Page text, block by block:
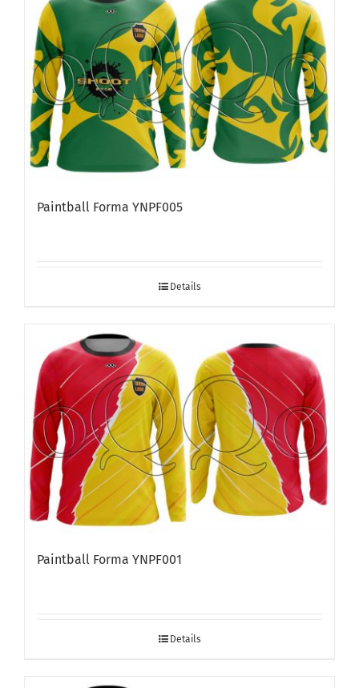
Paintball Forma YNPF005
Details
Paintball Forma YNPF001
Details